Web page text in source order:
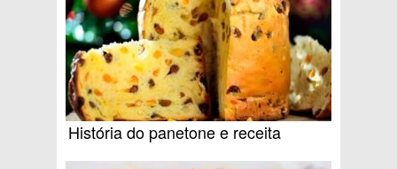
História do panetone e receita